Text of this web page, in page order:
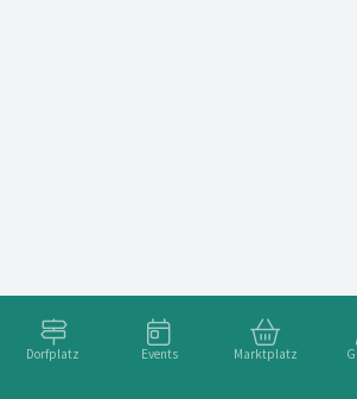
Dorfplatz Events Marktplatz